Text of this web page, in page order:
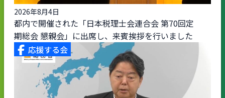
2026年8月4日
都内で開催された「日本税理士会連合会 第70回定
期総会 懇親会」に出席し、来賓挨拶を行いました